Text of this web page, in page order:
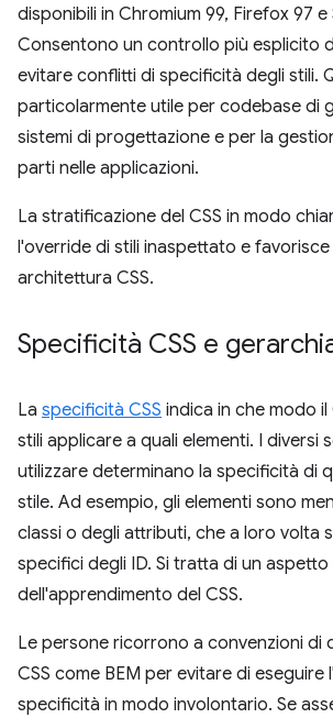
disponibili in Chromium 99, Firefox 97 e
Consentono un controllo più esplicito
evitare conflitti di specificità degli stili.
particolarmente utile per codebase di
sistemi di progettazione e per la
parti nelle applicazioni.
La stratificazione del CSS in modo
l'override di stili inaspettato e
architettura CSS.
Specificità CSS e
La specificità CSS indica in che modo il
stili applicare a quali elementi. I diversi
utilizzare determinano la specificità di
stile. Ad esempio, gli elementi sono
classi o degli attributi, che a loro volta
specifici degli ID. Si tratta di un
dell'apprendimento del CSS.
Le persone ricorrono a convenzioni di
CSS come BEM per evitare di eseguire
specificità in modo involontario. Se